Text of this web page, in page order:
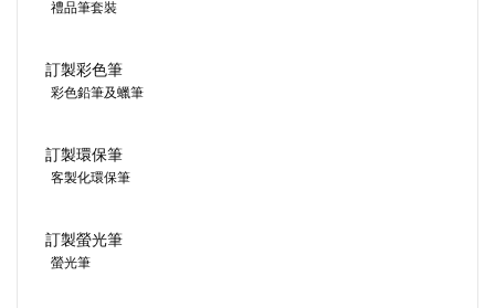
禮品筆套裝
訂製彩色筆
彩色鉛筆及蠟筆
訂製環保筆
客製化環保筆
訂製螢光筆
螢光筆